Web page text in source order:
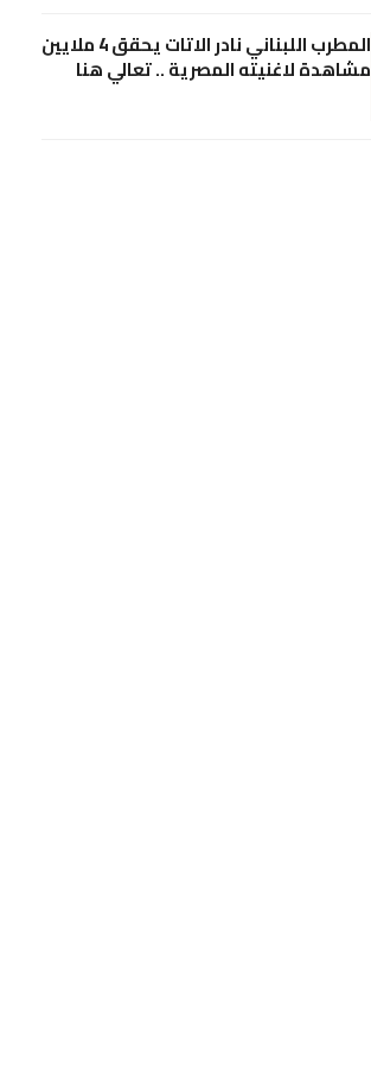
المطرب اللبناني نادر الاتات يحقق 4 ملايين
مشاهدة لاغنيته المصرية .. تعالي هنا